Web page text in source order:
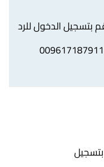
بتسجيل الدخول للرد